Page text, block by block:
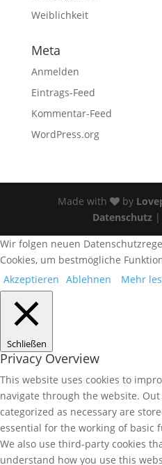
Weiblichkeit
Meta
Anmelden
Eintrags-Feed
Kommentar-Feed
WordPress.org
Made with by
Datenschutz |
Wir folgen neuen
Cookies, um bestmögliche
Akzeptieren Ablehnen Mehr
Schließen
Privacy Overview
This website uses cookies to
navigate through the website.
categorized as necessary are
essential for the working of basic
We also use third-party cookies
understand how you use this